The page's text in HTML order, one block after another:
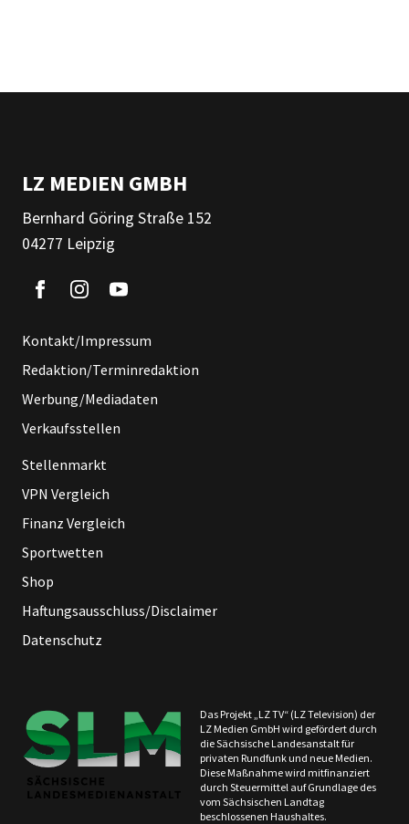
LZ MEDIEN GMBH
Bernhard Göring Straße 152
04277 Leipzig
Kontakt/Impressum
Redaktion/Terminredaktion
Werbung/Mediadaten
Verkaufsstellen
Stellenmarkt
VPN Vergleich
Finanz Vergleich
Sportwetten
Shop
Haftungsausschluss/Disclaimer
Datenschutz
Das Projekt „LZ TV“ (LZ Television) der
LZ Medien GmbH wird gefördert durch
die Sächsische Landesanstalt für
privaten Rundfunk und neue Medien.
Diese Maßnahme wird mitfinanziert
durch Steuermittel auf Grundlage des
vom Sächsischen Landtag
beschlossenen Haushaltes.